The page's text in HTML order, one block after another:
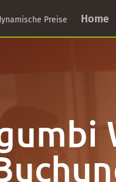
Preise Home